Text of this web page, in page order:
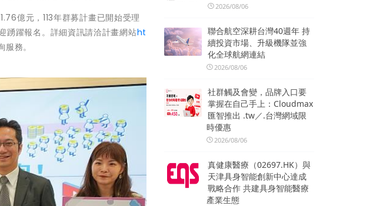
億元，113年群募計畫已開始受理
踴躍報名。詳細資訊請洽計畫網站ht
務。
2026/08/06
聯合航空深耕台灣40週年 持
續投資市場、升級機隊並強
化全球航網連結
2026/08/06
社群觸及會變，品牌入口要
掌握在自己手上：Cloudmax
匯智推出 .tw／.台灣網域限
時優惠
2026/08/06
真健康醫療（02697.HK）與
天津具身智能創新中心達成
戰略合作 共建具身智能醫療
產業生態